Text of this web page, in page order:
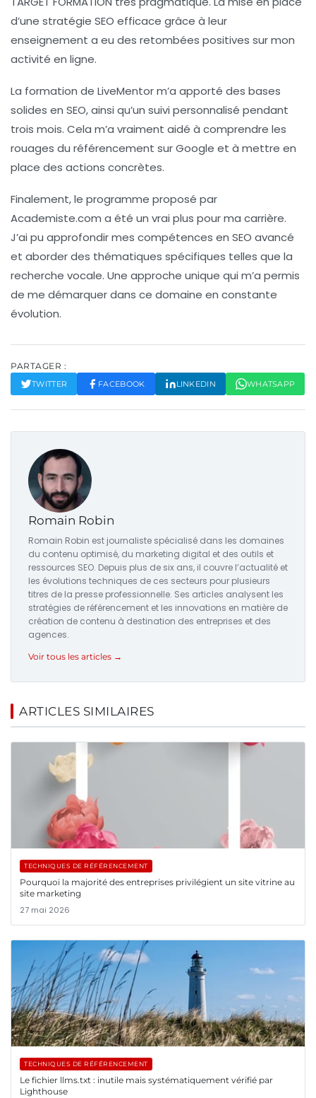
d’une stratégie SEO efficace grâce à leur
enseignement a eu des retombées positives sur mon
activité en ligne.
La formation de LiveMentorm’a apporté des bases
solides en SEO, ainsi qu’un suivi personnalisé pendant
trois mois. Cela m’a vraiment aidé à comprendre les
rouages du référencement sur Google et à mettre en
place des actions concrètes.
Finalement, le programme proposé par
Academiste.com a été un vrai plus pour ma carrière.
J’ai pu approfondir mes compétences en SEO avancé
et aborder des thématiques spécifiques telles que la
recherche vocale. Une approche unique qui m’a permis
de me démarquer dans ce domaine en constante
évolution.
PARTAGER :
TWITTER FACEBOOK LINKEDIN WHATSAPP
Romain Robin
Romain Robin est journaliste spécialisé dans les domaines
du contenu optimisé, du marketing digital et des outils et
ressources SEO. Depuis plus de six ans, il couvre l’actualité et
les évolutions techniques de ces secteurs pour plusieurs
titres de la presse professionnelle. Ses articles analysent les
stratégies de référencement et les innovations en matière de
création de contenu à destination des entreprises et des
agences.
Voir tous les articles →
ARTICLES SIMILAIRES
TECHNIQUES DE RÉFÉRENCEMENT
Pourquoi la majorité des entreprises privilégient un site vitrine au
site marketing
27 mai 2026
TECHNIQUES DE RÉFÉRENCEMENT
Le fichier llms.txt : inutile mais systématiquement vérifié par
Lighthouse